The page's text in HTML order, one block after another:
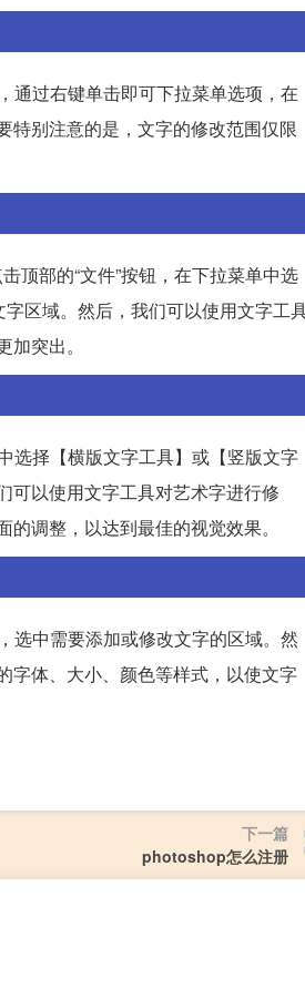
通过右键单击即可下拉菜单选项，在
特别注意的是，文字的修改范围仅限
顶部的“文件”按钮，在下拉菜单中选
区域。然后，我们可以使用文字工
突出。
选择【横版文字工具】或【竖版文字
可以使用文字工具对艺术字进行修
调整，以达到最佳的视觉效果。
选中需要添加或修改文字的区域。然
字体、大小、颜色等样式，以使文字
下一篇
photoshop怎么注册